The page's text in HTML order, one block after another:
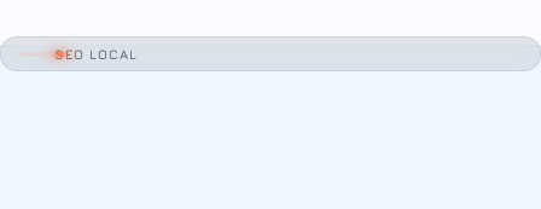
SEO LOCAL